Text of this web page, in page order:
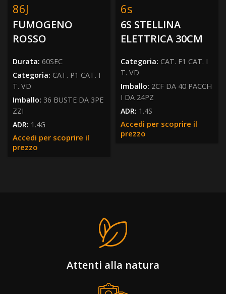
86J
FUMOGENO
ROSSO
Durata: 60SEC
Categoria: CAT. P1 CAT. I
T. VD
Imballo: 36 BUSTE DA 3PE
ZZI
ADR: 1.4G
Accedi per scoprire il
prezzo
6s
6S STELLINA
ELETTRICA 30CM
Categoria: CAT. F1 CAT. I
T. VD
Imballo: 2CF DA 40 PACCH
I DA 24PZ
ADR: 1.4S
Accedi per scoprire il
prezzo
Attenti alla natura